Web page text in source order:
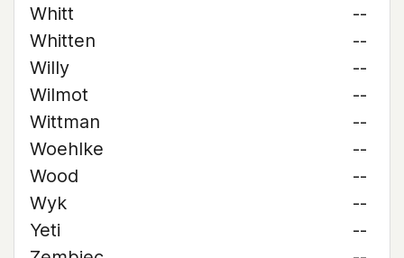
Whitt
--
Whitten
--
Willy
--
Wilmot
--
Wittman
--
Woehlke
--
Wood
--
Wyk
--
Yeti
--